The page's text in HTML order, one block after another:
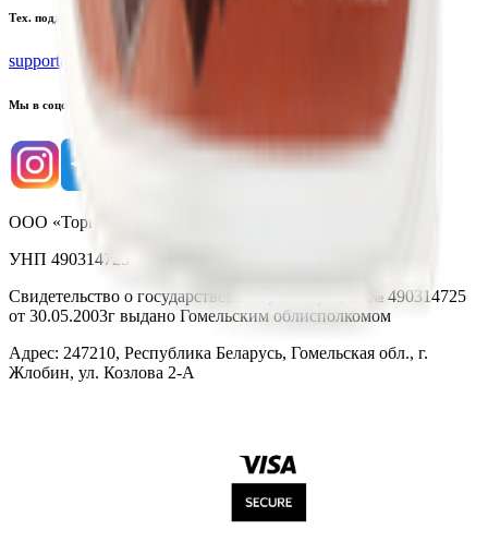
Тех. поддержка
support@yoda.by
Мы в соцсетях
ООО «Торговая сеть «Продмир»
УНП 490314725
Свидетельство о государственной регистрации № 490314725
от 30.05.2003г выдано Гомельским облисполкомом
Адрес: 247210, Республика Беларусь, Гомельская обл., г.
Жлобин, ул. Козлова 2-А